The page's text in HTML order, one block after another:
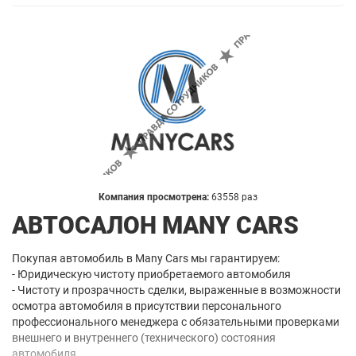
Компания просмотрена: 63558 раз
АВТОСАЛОН MANY CARS
Покупая автомобиль в Many Cars мы гарантируем:
- Юридическую чистоту приобретаемого автомобиля
- Чистоту и прозрачность сделки, выраженные в возможности
осмотра автомобиля в присутствии персонального
профессионального менеджера с обязательными проверками
внешнего и внутреннего (технического) состояния